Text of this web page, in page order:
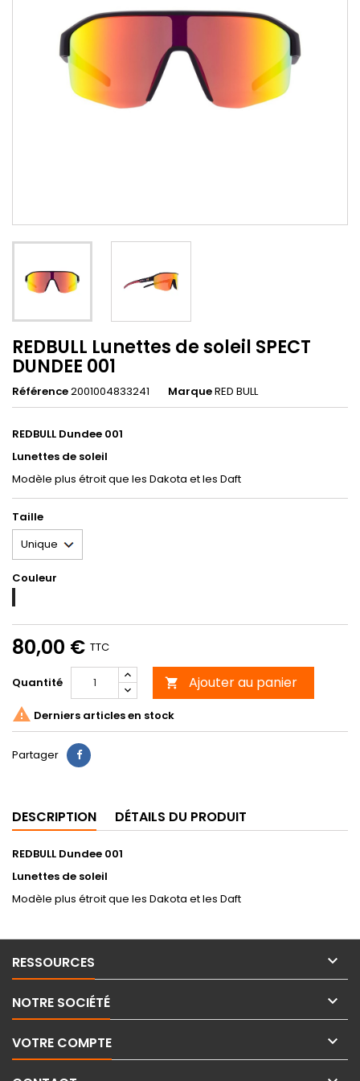
REDBULL Lunettes de soleil SPECT
DUNDEE 001
Référence2001004833241 MarqueRED BULL
REDBULL Dundee 001
Lunettes de soleil
Modèle plus étroit que les Dakota et les Daft
Taille
Couleur
80,00 € TTC
Quantité  Ajouter au panier
 Derniers articles en stock
Partager
DESCRIPTION DÉTAILS DU PRODUIT
REDBULL Dundee 001
Lunettes de soleil
Modèle plus étroit que les Dakota et les Daft
RESSOURCES 
NOTRE SOCIÉTÉ 
VOTRE COMPTE 